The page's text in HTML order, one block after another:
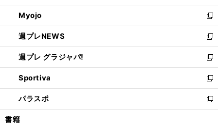
開
く
ウ
で
開
く
ン
ド
ウ
で
開
く
ウ
ィ
ン
ド
ウ
で
開
く
Myojo
新
し
い
ウ
ィ
ン
ド
ウ
で
開
週プレNEWS
新
し
い
ウ
ィ
ン
ド
ウ
週プレ グラジャパ!
新
し
い
ウ
ィ
ン
Sportiva
新
し
い
ウ
パラスポ
新
し
書籍